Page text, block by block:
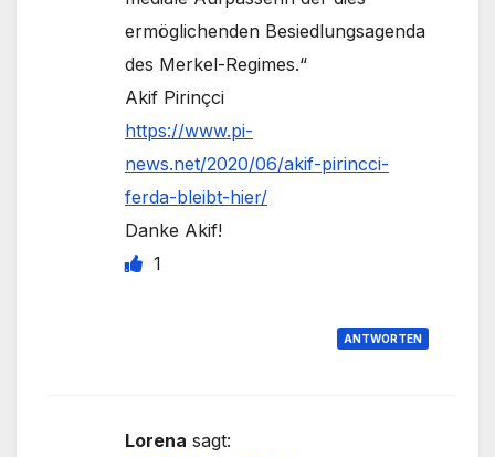
ermöglichenden Besiedlungsagenda
des Merkel-Regimes.“
Akif Pirinçci
https://www.pi-
news.net/2020/06/akif-pirincci-
ferda-bleibt-hier/
Danke Akif!
1
ANTWORTEN
Lorena sagt: